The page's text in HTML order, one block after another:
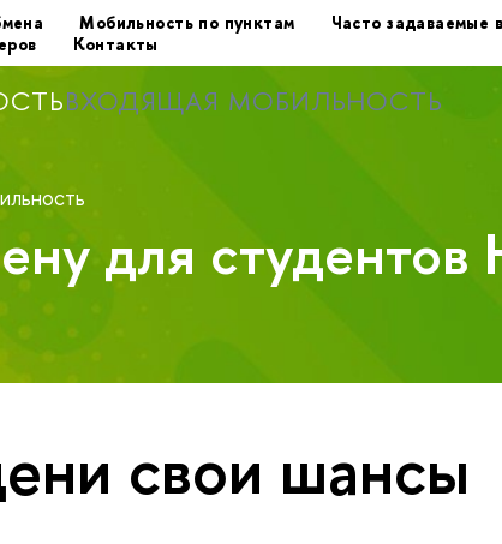
Мобильность по пунктам
Часто задаваемые
Контакты
ВХОДЯЩАЯ МОБИЛЬНОСТЬ
для
свои шансы